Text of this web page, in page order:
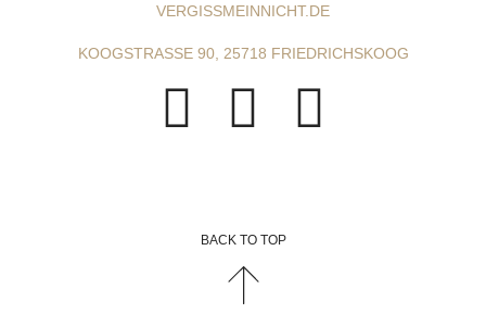
VERGISSMEINNICHT.DE
KOOGSTRASSE 90, 25718 FRIEDRICHSKOOG
BACK TO TOP